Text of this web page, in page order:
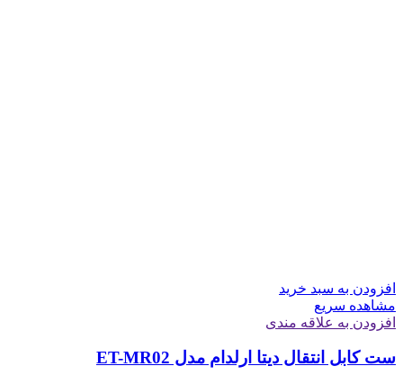
افزودن به سبد خرید
مشاهده سریع
افزودن به علاقه مندی
ست کابل انتقال دیتا ارلدام مدل ET-MR02